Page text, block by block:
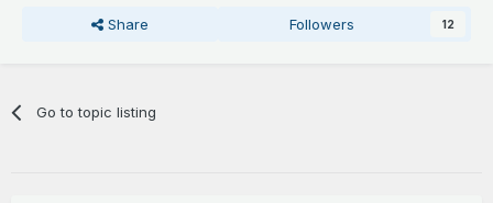
Share Followers 12
Go to topic listing